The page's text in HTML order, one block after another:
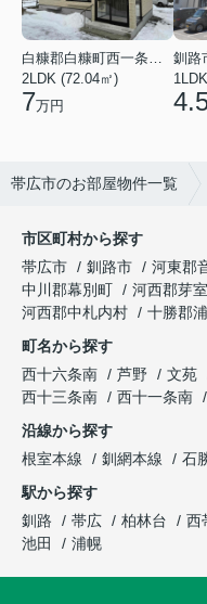
白糠郡白糠町西一条南４丁目
2LDK (72.04㎡)
7万円
釧路
帯広市のお部屋物件一覧
市区町村から探す
帯広市
釧路市 河東郡
中川郡幕別町
河西郡芽
河西郡中札内村
十勝郡
町名から探す
西十六条南
芦野 文苑
西十三条南
西十一条南
沿線から探す
根室本線
釧網本線 石
駅から探す
釧路
帯広 柏林台 西
池田
浦幌